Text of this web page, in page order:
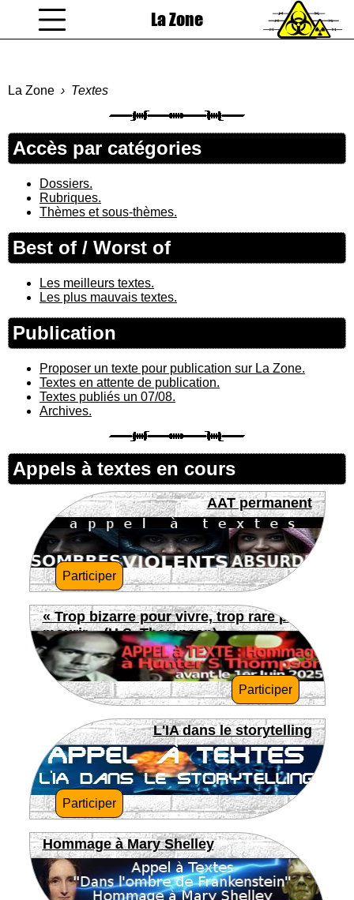
La Zone
La Zone Textes
Accès par catégories
Dossiers.
Rubriques.
Thèmes et sous-thèmes.
Best of / Worst of
Les meilleurs textes.
Les plus mauvais textes.
Publication
Proposer un texte pour publication sur La Zone.
Textes en attente de publication.
Textes publiés un 07/08.
Archives.
Appels à textes en cours
AAT permanent
Participer
« Trop bizarre pour vivre, trop rare pour
mourir » (H.S. Thompson)
Participer
L'IA dans le storytelling
Participer
Hommage à Mary Shelley